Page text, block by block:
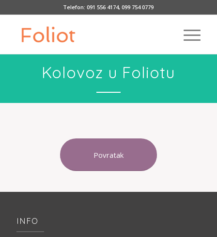
Telefon:091 556 4174,099 754 0779
Kolovoz u Foliotu
Povratak
INFO